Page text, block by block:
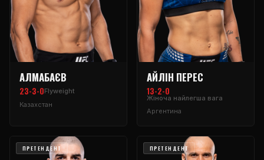
АЛМАБАЄВ
23-3-0Flyweight
Казахстан
АЙЛІН ПЕРЕС
13-2-0
Жіноча найлегша вага
Аргентина
ПРЕТЕНДЕНТ ПРЕТЕНДЕНТ